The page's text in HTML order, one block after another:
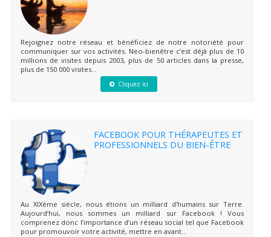
Rejoignez notre réseau et bénéficiez de notre notoriété pour
communiquer sur vos activités. Neo-bienêtre c’est déjà plus de 10
millions de visites depuis 2003, plus de 50 articles dans la presse,
plus de 150 000 visites...
Cliquez ici
FACEBOOK POUR THÉRAPEUTES ET
PROFESSIONNELS DU BIEN-ÊTRE
Au XIXème siècle, nous étions un milliard d’humains sur Terre.
Aujourd’hui, nous sommes un milliard sur Facebook ! Vous
comprenez donc l’importance d’un réseau social tel que Facebook
pour promouvoir votre activité, mettre en avant...